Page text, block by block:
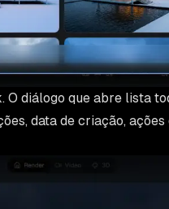
O diálogo que abre lista
data de criação,